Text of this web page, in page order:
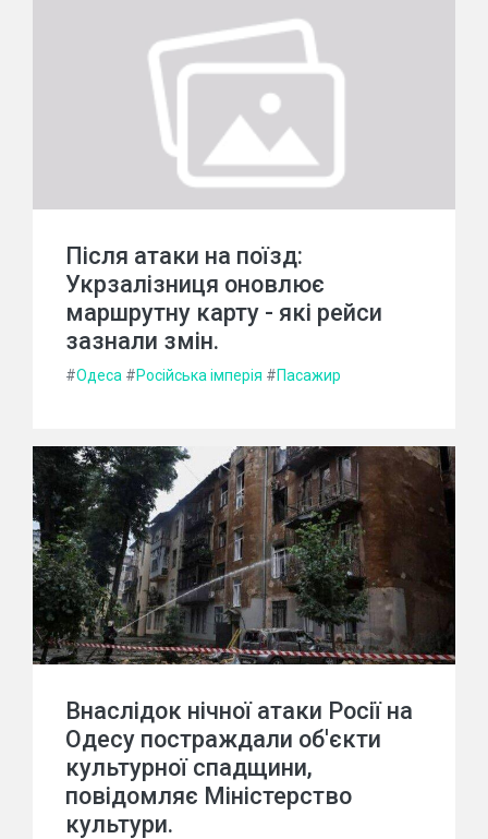
Після атаки на поїзд:
Укрзалізниця оновлює
маршрутну карту - які рейси
зазнали змін.
#Одеса #Російська імперія #Пасажир
Внаслідок нічної атаки Росії на
Одесу постраждали об'єкти
культурної спадщини,
повідомляє Міністерство
культури.